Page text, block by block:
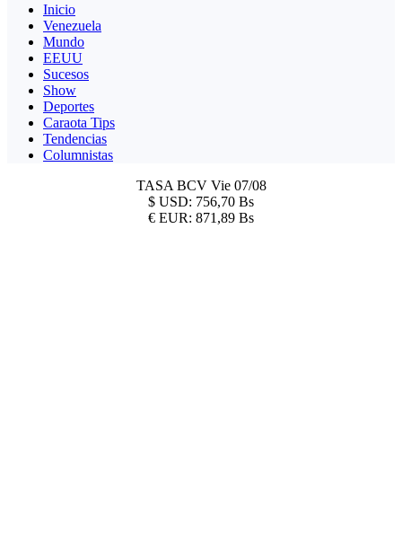
Inicio
Venezuela
Mundo
EEUU
Sucesos
Show
Deportes
Caraota Tips
Tendencias
Columnistas
TASA BCV Vie 07/08
$ USD: 756,70 Bs
€ EUR: 871,89 Bs